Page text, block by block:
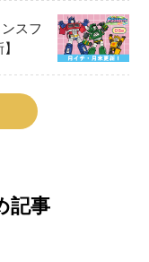
スフ
記事